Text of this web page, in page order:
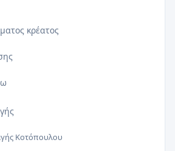
κρέατος
Κοτόπουλου